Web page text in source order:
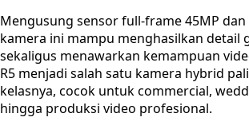
Mengusung sensor full-frame 45MP dan
kamera ini mampu menghasilkan detail
sekaligus menawarkan kemampuan
R5 menjadi salah satu kamera hybrid
kelasnya, cocok untuk commercial,
hingga produksi video profesional.